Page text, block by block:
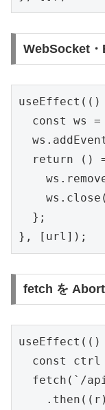
WebSocket
useEffect(()
const ws =
return ()
  };
}, [url]);
fetch を
useEffect(()
const ctrl
fetch(`/